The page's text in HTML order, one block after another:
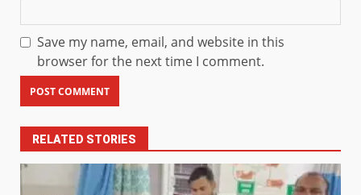
Save my name, email, and website in this
browser for the next time I comment.
RELATED STORIES